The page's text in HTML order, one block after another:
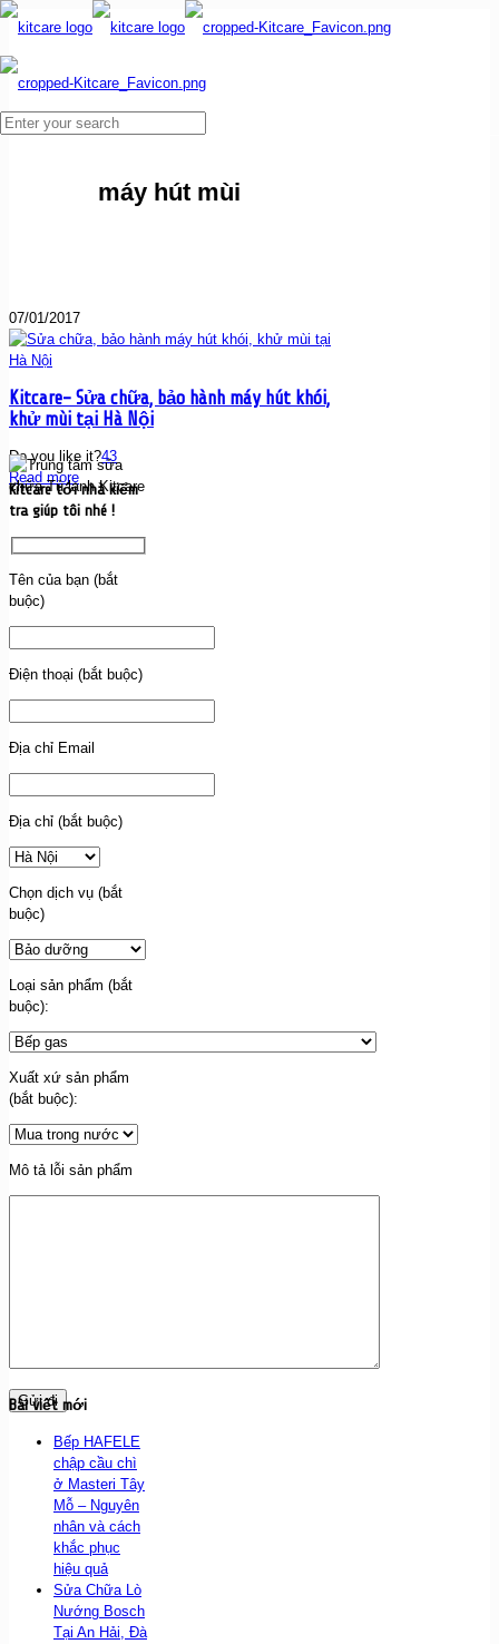
máy hút mùi
07/01/2017
Kitcare- Sửa chữa, bảo hành máy hút khói,
khử mùi tại Hà Nội
Do you like it?43
Read more
Kitcare tới nhà kiểm
tra giúp tôi nhé !
Tên của bạn (bắt
buộc)
Điện thoại (bắt buộc)
Địa chỉ Email
Địa chỉ (bắt buộc)
Chọn dịch vụ (bắt
buộc)
Loại sản phẩm (bắt
buộc):
Xuất xứ sản phẩm
(bắt buộc):
Mô tả lỗi sản phẩm
Bài viết mới
Bếp HAFELE
chập cầu chì
ở Masteri Tây
Mỗ – Nguyên
nhân và cách
khắc phục
hiệu quả
Sửa Chữa Lò
Nướng Bosch
Tại An Hải, Đà